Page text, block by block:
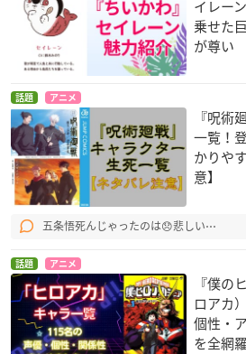
イレー
乗せた
が尊い
話題 アニメ
『呪術
一覧！
かりや
意】
五条悟死んじゃったのは😞悲しい⋯
話題 アニメ
『僕の
ロアカ
個性・
を全網羅